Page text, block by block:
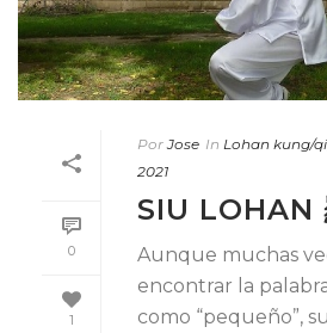
0
1
Por Jose In Lohan kung/
2021
SIU LOHAN
Aunque muchas
encontrar la
como “pequeño”,